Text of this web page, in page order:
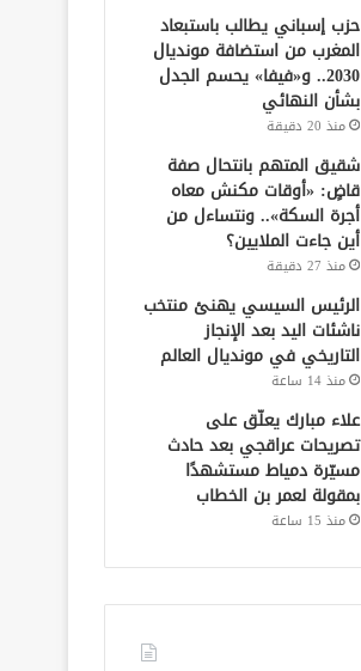
حزب إسباني يطالب باستبعاد
المغرب من استضافة مونديال
2030.. و«فيفا» يحسم الجدل
بشأن النهائي
منذ 20 دقيقة
شقيق المتهم بانتحال صفة
قاضٍ: «أوقات مكنش معاه
أجرة السكة».. ونتساءل من
أين جاءت الملايين؟
منذ 27 دقيقة
الرئيس السيسي يهنئ منتخب
ناشئات اليد بعد الإنجاز
التاريخي في مونديال العالم
منذ 14 ساعة
علاء مبارك يعلّق على
تصريحات عراقجي بعد حادث
مسيّرة دمياط مستشهدًا
بمقولة لعمر بن الخطاب
منذ 15 ساعة